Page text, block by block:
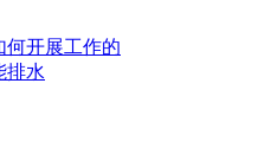
何开展工作的
排水